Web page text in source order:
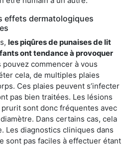
effets dermatologiques
les piqûres de punaises de lit
ont tendance à provoquer
pouvez commencer à vous
cela, de multiples plaies
Ces plaies peuvent s’infecter
pas bien traitées. Les lésions
sont donc fréquentes avec
Dans certains cas, cela
Les diagnostics cliniques dans
sont pas faciles à effectuer étant